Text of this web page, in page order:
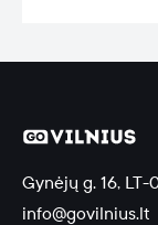
Gynėjų g. 16, LT-
info@govilnius.lt